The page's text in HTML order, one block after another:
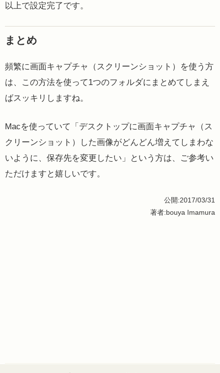
以上で設定完了です。
まとめ
頻繁に画面キャプチャ（スクリーンショット）を使う方
は、この方法を使って1つのフォルダにまとめてしまえ
ばスッキリしますね。
Macを使っていて「デスクトップに画面キャプチャ（ス
クリーンショット）した画像がどんどん増えてしまわな
いように、保存先を変更したい」という方は、ご参考い
ただけますと嬉しいです。
公開:2017/03/31
著者:bouya Imamura